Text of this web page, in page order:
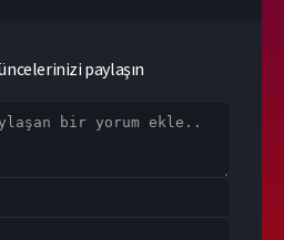
paylaşın